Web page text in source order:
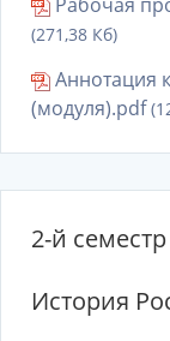
(271,38 Кб)
Аннотация
(модуля).pdf
2-й семестр
История